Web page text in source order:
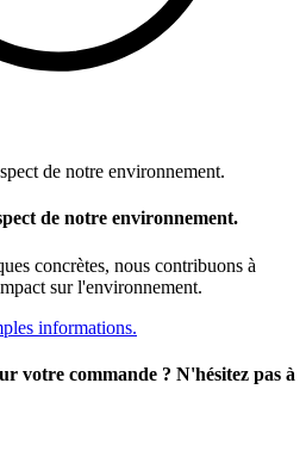
de notre environnement.
concrètes, nous contribuons à
sur l'environnement.
informations.
votre commande ? N'hésitez pas à